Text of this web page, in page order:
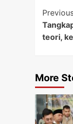
teori,
More